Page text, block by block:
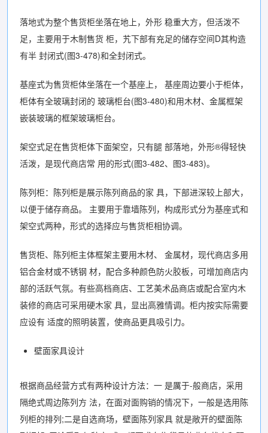
落地式为整个售货柜坐落在地上，外形 稳重大方，但活泼不
足，主要用于木制售货 柜，艽下部有充足的储存空间D其构造
有半 封闭式(图3-478)和全封闭式。
基座式为售货柜体坐落在一个基座上， 基座周边要小于柜体，
柜体有全玻璃封闭的 玻璃柜台(图3-480)和用木材、金属框架
嵌装玻璃的框架玻璃柜台。
架空式足在售货柜体下面架空，只有腿 部落地，外形®得轻快
活泼，是现代商店常 用的形式(图3-482、图3-483)。
陈列柜：陈列柜是展示陈列商品的家 具，下部进深较上部大，
以便于储存商品。 主要用于靠墙陈列，构成形式分为基座式和
架空式两种，形式的选择应与售货柜相协调。
售货柜、陈列柜主体框架主要用木材、 金属材，现代商店多用
铝合金材或不锈钢 材，配合多种颜色防火胶板，可增加商店内
部的活跃气氛。有些高档商店、工艺美术品商店或配合室内木
装修的商店可采用硬木家 具，显出高雅情调。柜内按实际需要
应设有 适度的照明装置，使商品更具吸引力。
壁面家具设计
根据商品经营方式有两种设计方法：一 是厲于-般商店，采用
隔绝式周边陈列方 法，在面对面购销的情况下，一般是选用陈
列柜的排列;二是自选商场，壁面陈列家具 就是敞开的壁面陈